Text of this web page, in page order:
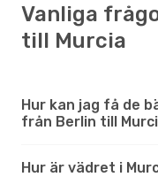
Vanliga
till Murcia
Hur kan jag få de
från Berlin till
Hur är vädret i